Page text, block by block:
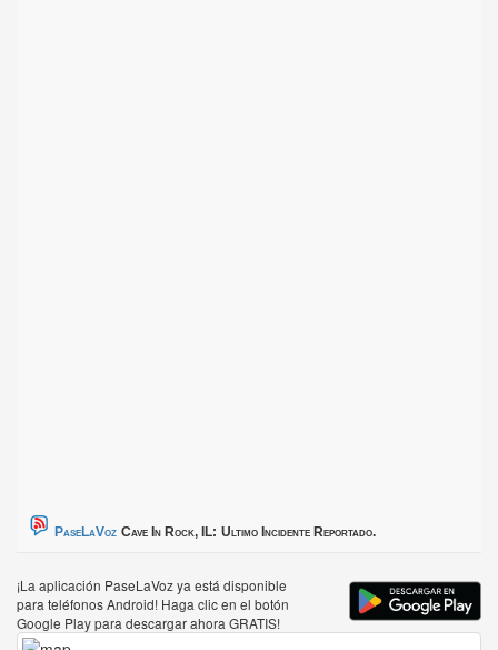
PaseLaVoz Cave In Rock, IL: Ultimo Incidente Reportado.
¡La aplicación PaseLaVoz ya está disponible
para teléfonos Android! Haga clic en el botón
Google Play para descargar ahora GRATIS!